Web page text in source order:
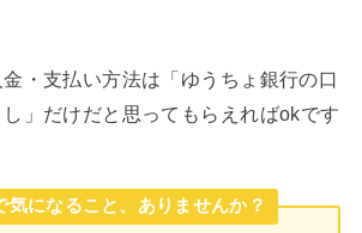
・支払い方法は「ゆうちょ銀行の口
」だけだと思ってもらえればokです
気になること、ありませんか？